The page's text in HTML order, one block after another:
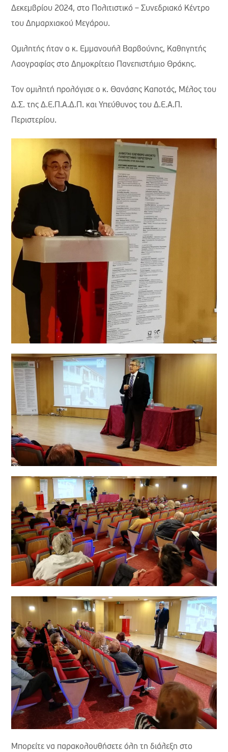
Δεκεμβρίου 2024, στο Πολιτιστικό – Συνεδριακό Κέντρο
του Δημαρχιακού Μεγάρου.
Ομιλητής ήταν ο κ. Εμμανουήλ Βαρβούνης, Καθηγητής
Λαογραφίας στο Δημοκρίτειο Πανεπιστήμιο Θράκης.
Τον ομιλητή προλόγισε ο κ. Θανάσης Καποτάς, Μέλος του
Δ.Σ. της Δ.Ε.Π.Α.Δ.Π. και Υπεύθυνος του Δ.Ε.Α.Π.
Περιστερίου.
Μπορείτε να παρακολουθήσετε όλη τη διάλεξη στο